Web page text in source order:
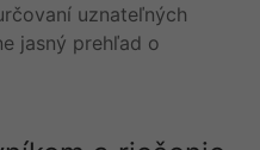
uznateľných
jasný prehľad o